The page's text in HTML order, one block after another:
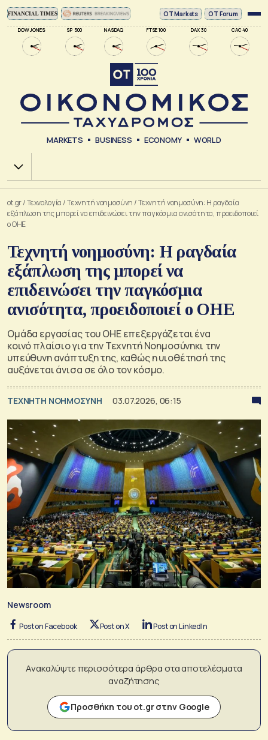
DOW JONES SP 500 NASDAQ FTSE 100 DAX 30 CAC 40
ΟΤ Markets OT Forum
MARKETS BUSINESS ECONOMY WORLD
Χ.Α.
ot.gr/Τεχνολογία /Tεχνητή νοημοσύνη /Τεχνητή νοημοσύνη: Η ραγδαία
εξάπλωση της μπορεί να επιδεινώσει την παγκόσμια ανισότητα, προειδοποιεί
ο ΟΗΕ
Τεχνητή νοημοσύνη: Η ραγδαία
εξάπλωση της μπορεί να
επιδεινώσει την παγκόσμια
ανισότητα, προειδοποιεί ο ΟΗΕ
Ομάδα εργασίας του ΟΗΕ επεξεργάζεται ένα
κοινό πλαίσιο για την Τεχνητή Νοημοσύνηκι την
υπεύθυνη ανάπτυξη της, καθώς η υιοθέτησή της
αυξάνεται άνισα σε όλο τον κόσμο.
TΕΧΝΗΤΗ ΝΟΗΜΟΣΥΝΗ 03.07.2026, 06:15
Newsroom
Post on Facebook Post on X Post on LinkedIn
Ανακαλύψτε περισσότερα άρθρα στα αποτελέσματα
αναζήτησης
Προσθήκη του ot.gr στην Google